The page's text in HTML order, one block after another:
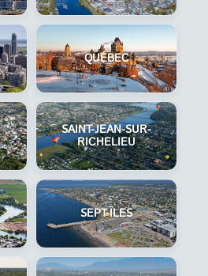
QUÉBEC
SAINT-JEAN-SUR-
RICHELIEU
SEPT-ÎLES